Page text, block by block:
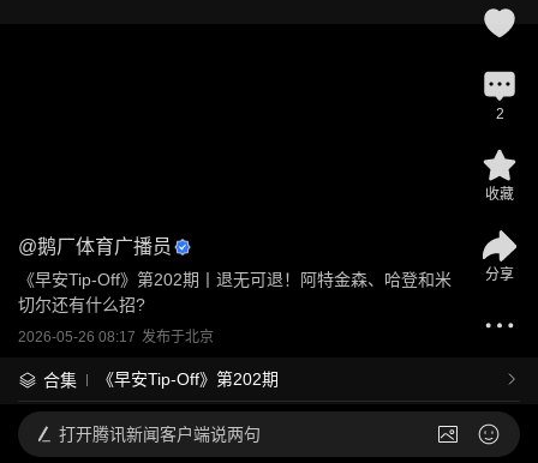
@鹅厂体育广播员
《早安Tip-Off》第202期丨退无可退！阿特金森、哈登和米
切尔还有什么招?
2026-05-26 08:17 发布于北京
合集 《早安Tip-Off》第202期
2
收藏
分享
打开腾讯新闻客户端说两句